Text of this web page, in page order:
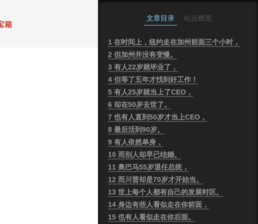
箱
文章目录 站点概览
1 在时间上，纽约走在加州前面三个小时，
2 但加州并没有变慢。
3 有人22岁就毕业了，
4 但等了五年才找到好工作！
5 有人25岁就当上了CEO，
6 却在50岁去世了。
7 也有人直到50岁才当上CEO，
8 最后活到90岁。
9 有人依然单身，
10 而别人却早已结婚。
11 奥巴马55岁退任总统，
12 而川普却是70岁才开始当。
13 世上每个人都有自己的发展时区。
14 身边有些人看似走在你前面，
15 也有人看似走在你后面。